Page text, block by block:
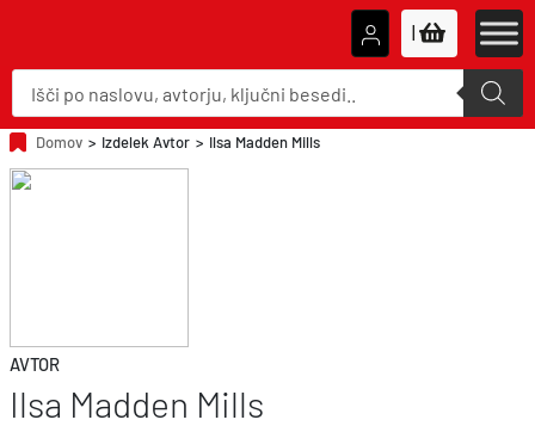
P
o
d
u
c
t
s
|
Domov > Izdelek Avtor > Ilsa Madden Mills
AVTOR
Ilsa Madden Mills